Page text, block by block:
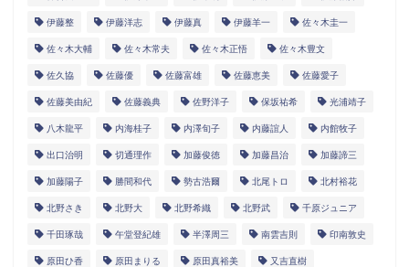
伊藤整 伊藤洋志 伊藤真 伊藤羊一 佐々木圭一
佐々木大輔 佐々木常夫 佐々木正悟 佐々木豊文
佐久協 佐藤優 佐藤富雄 佐藤恵美 佐藤愛子
佐藤美由紀 佐藤義典 佐野洋子 保坂祐希 光浦靖子
八木龍平 内海桂子 内澤旬子 内藤誼人 内館牧子
出口治明 切通理作 加藤俊徳 加藤昌治 加藤諦三
加藤陽子 勝間和代 勢古浩爾 北尾トロ 北村裕花
北野さき 北野大 北野希織 北野武 千原ジュニア
千田琢哉 午堂登紀雄 半澤周三 南雲吉則 印南敦史
原田ひ香 原田まりる 原田真裕美 又吉直樹